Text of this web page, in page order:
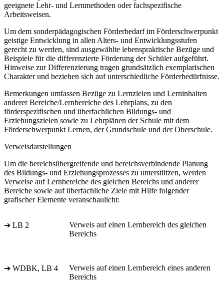
geeignete Lehr- und Lernmethoden oder fachspezifische
Arbeitsweisen.
Um dem sonderpädagogischen Förderbedarf im Förderschwerpunkt
geistige Entwicklung in allen Alters- und Entwicklungsstufen
gerecht zu werden, sind ausgewählte lebenspraktische Bezüge und
Beispiele für die differenzierte Förderung der Schüler aufgeführt.
Hinweise zur Differenzierung tragen grundsätzlich exemplarischen
Charakter und beziehen sich auf unterschiedliche Förderbedürfnisse.
Bemerkungen umfassen Bezüge zu Lernzielen und Lerninhalten
anderer Bereiche/Lernbereiche des Lehrplans, zu den
förderspezifischen und überfachlichen Bildungs- und
Erziehungszielen sowie zu Lehrplänen der Schule mit dem
Förderschwerpunkt Lernen, der Grundschule und der Oberschule.
Verweisdarstellungen
Um die bereichsübergreifende und bereichsverbindende Planung
des Bildungs- und Erziehungsprozesses zu unterstützen, werden
Verweise auf Lernbereiche des gleichen Bereichs und anderer
Bereiche sowie auf überfachliche Ziele mit Hilfe folgender
grafischer Elemente veranschaulicht:
➔ LB 2
Verweis auf einen Lernbereich des gleichen
Bereichs
➔ WDBK, LB 4
Verweis auf einen Lernbereich eines anderen
Bereichs